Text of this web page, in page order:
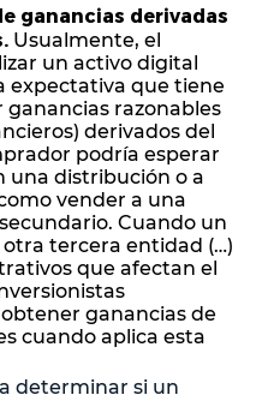
ganancias derivadas
Usualmente, el
un activo digital
expectativa que tiene
razonables
derivados del
podría esperar
una distribución o a
vender a una
Cuando un
tercera entidad (…)
que afectan el
ganancias de
cuando aplica esta
determinar si un